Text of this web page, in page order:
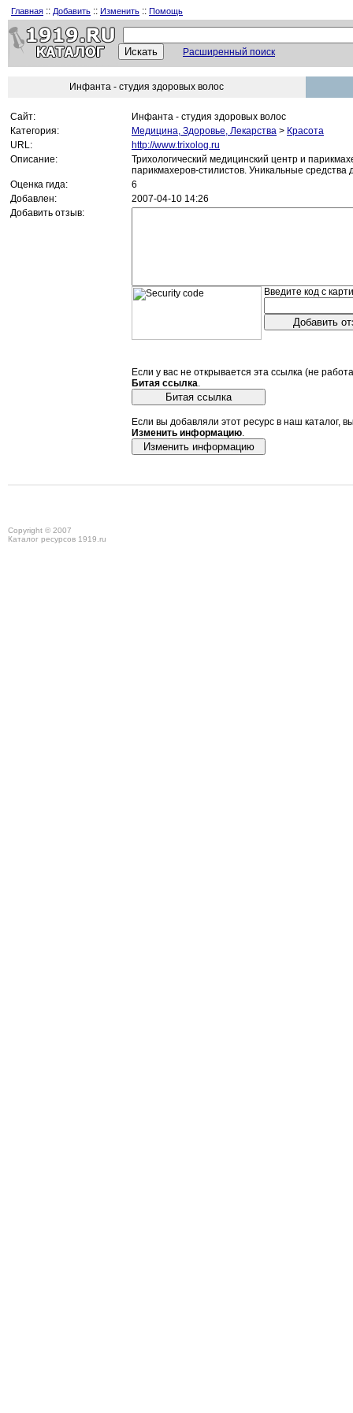
Главная :: Добавить :: Изменить :: Помощь
Расширенный поиск
Инфанта - студия здоровых волос
Сайт:
Инфанта - студия здоровых волос
Категория:
Медицина, Здоровье, Лекарства > Красота
URL:
http://www.trixolog.ru
Описание:
Трихологический медицинский центр и
парикмахеров-стилистов. Уникальные средства
Оценка гида:
6
Добавлен:
2007-04-10 14:26
Добавить отзыв:
Введите код с
Если у вас не открывается эта ссылка (не
Битая ссылка.
Если вы добавляли этот ресурс в наш каталог,
Изменить информацию.
Copyright © 2007
Каталог ресурсов 1919.ru